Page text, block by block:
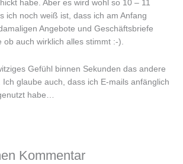
habe. Aber es wird wohl so 10 – 11
ich noch weiß ist, dass ich am Anfang
Angebote und Geschäftsbriefe
ob auch wirklich alles stimmt :-).
Gefühl binnen Sekunden das andere
Ich glaube auch, dass ich E-mails anfänglich
habe…
Kommentar